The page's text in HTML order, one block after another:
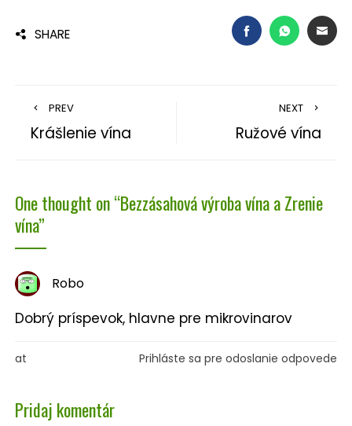
SHARE FACEBOOK
PREV
Krášlenie vína
NEXT
Ružové vína
One thought on “Bezzásahová výroba vína a Zrenie
vína”
Robo
Dobrý príspevok, hlavne pre mikrovinarov
at Prihláste sa pre odoslanie odpovede
Pridaj komentár